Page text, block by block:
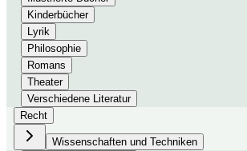
Kinderbücher
Lyrik
Philosophie
Romans
Theater
Verschiedene Literatur
Recht
Wissenschaften und Techniken